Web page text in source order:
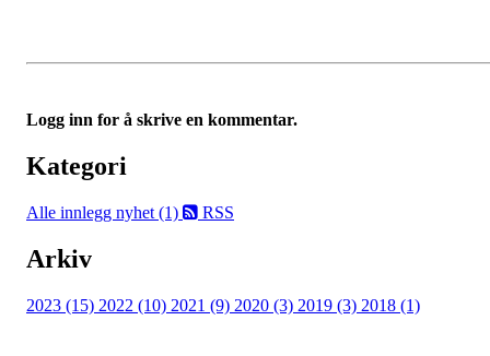
Logg inn for å skrive en kommentar.
Kategori
Alle innlegg nyhet (1) RSS
Arkiv
2023 (15) 2022 (10) 2021 (9) 2020 (3) 2019 (3) 2018 (1)